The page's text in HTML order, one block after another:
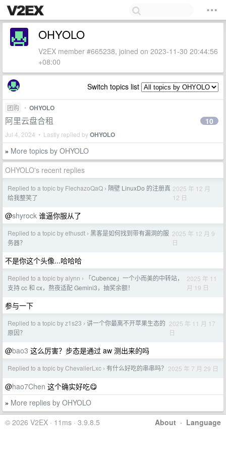
OHYOLO
V2EX member #665238, joined on 2023-11-30 20:44:56
+08:00
Switch topics list
团购 • OHYOLO
阿里云盘合租
Jul 4, 2024 • Lastly replied byOHYOLO
10
» More topics by OHYOLO
OHYOLO's recent replies
Replied to a topic by FlechazoQaQ › 隔壁 LinuxDo 的注册真
给我整笑了
2025 年 12 月
12 日
@shyrock 谁逼你服从了
Replied to a topic by ethusdt › 黑客是如何找到带有漏洞的服
务器？
2025 年 12 月 9
日
不是你这个头像...哈哈哈
Replied to a topic by alynn ›
「Cubence」一个小而美的中转站，
支持 cc 和 cx，熬夜适配 Gemini3，抽奖余额！
2025 年 11
月 19 日
参与一下
Replied to a topic by z1s23 › 讲一个你最离不开苹果生态的
原因？
2025 年 11 月 17
日
@bao3 这么厉害？步态是通过 aw 测出来的吗
Replied to a topic by ChevalierLxc › 有什么好吃的串串吗？ 2025 年 7 月 29 日
@hao7Chen 这个确实好吃😋
» More replies by OHYOLO
About · Language
© 2026 V2EX · 11ms · 3.9.8.5